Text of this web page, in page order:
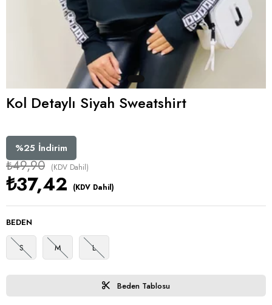
Kol Detaylı Siyah Sweatshirt
%25 İndirim
₺49,90 (KDV Dahil)
₺37,42 (KDV Dahil)
BEDEN
S M L
Beden Tablosu